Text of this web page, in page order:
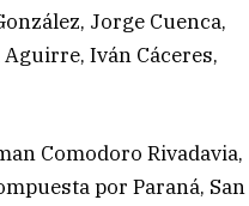
Jorge Cuenca,
Iván Cáceres,
Comodoro Rivadavia,
por Paraná, San